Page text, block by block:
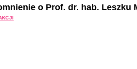
o Prof. dr. hab. Leszku